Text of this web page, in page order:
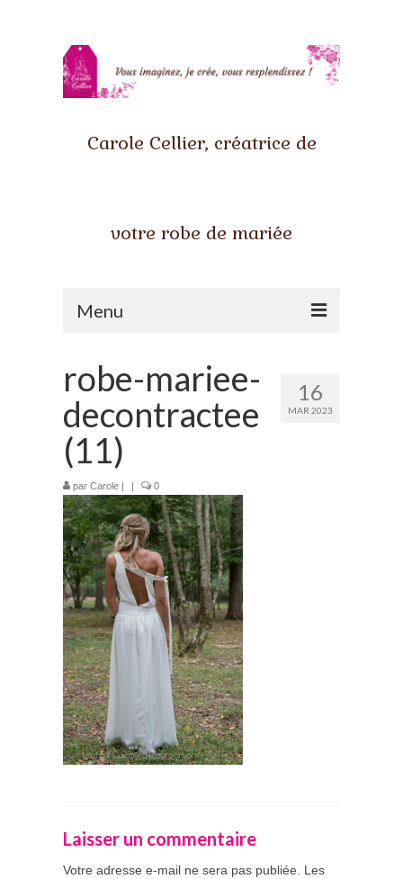
Carole Cellier, créatrice de
votre robe de mariée
Menu
Qui suis-je ?
Prestations
La mariée audacieuse
La mariée astucieuse
L’invitée intrépide
Galerie
Blog
Médias
Contact
16
MAR 2023
robe-mariee-
decontractee
(11)
par Carole | | 0
Laisser un commentaire
Votre adresse e-mail ne sera pas publiée.
Les